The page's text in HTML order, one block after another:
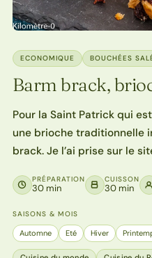
ECONOMIQUE BOUCHÉES
Barm brack,
Pour la Saint Patrick qui
une brioche traditionnelle
brack. Je l’ai prise sur le
PRÉPARATION
30 min
CUISSON
30 min
SAISONS & MOIS
Automne Eté Hiver